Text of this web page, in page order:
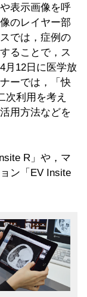
表示画像を呼
のレイヤー部
では，症例の
ることで，ス
月12日に医学放
ーでは，「快
次利用を考え
用方法などを
R」や，マ
ン「EV Insite